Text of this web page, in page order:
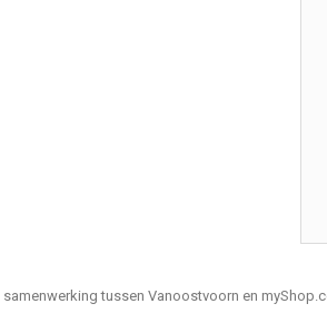
tussen Vanoostvoorn en